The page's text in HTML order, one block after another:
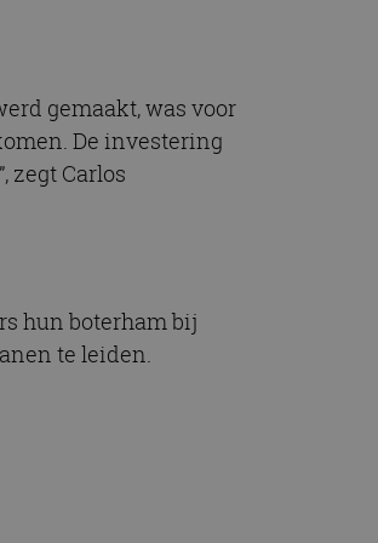
gemaakt, was voor
De investering
zegt Carlos
hun boterham bij
te leiden.